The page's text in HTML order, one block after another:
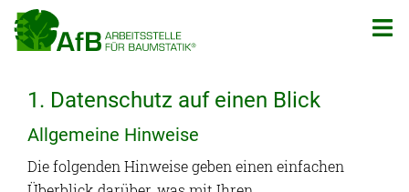
Zum
Inhalt
1. Datenschutz auf einen Blick
Allgemeine Hinweise
Die folgenden Hinweise geben einen einfachen